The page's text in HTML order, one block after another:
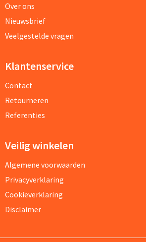
Over ons
Nieuwsbrief
Veelgestelde vragen
Klantenservice
Contact
Retourneren
Referenties
Veilig winkelen
Algemene voorwaarden
Privacyverklaring
Cookieverklaring
Disclaimer